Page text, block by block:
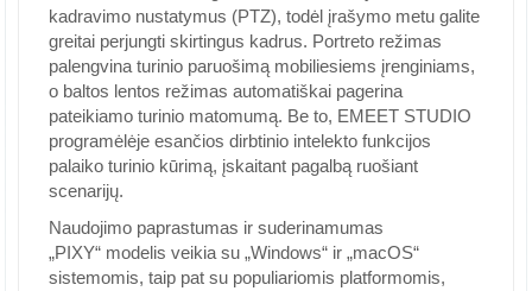
kadravimo nustatymus (PTZ), todėl įrašymo metu galite
greitai perjungti skirtingus kadrus. Portreto režimas
palengvina turinio paruošimą mobiliesiems įrenginiams,
o baltos lentos režimas automatiškai pagerina
pateikiamo turinio matomumą. Be to, EMEET STUDIO
programėlėje esančios dirbtinio intelekto funkcijos
palaiko turinio kūrimą, įskaitant pagalbą ruošiant
scenarijų.
Naudojimo paprastumas ir suderinamumas
„PIXY“ modelis veikia su „Windows“ ir „macOS“
sistemomis, taip pat su populiariomis platformomis,